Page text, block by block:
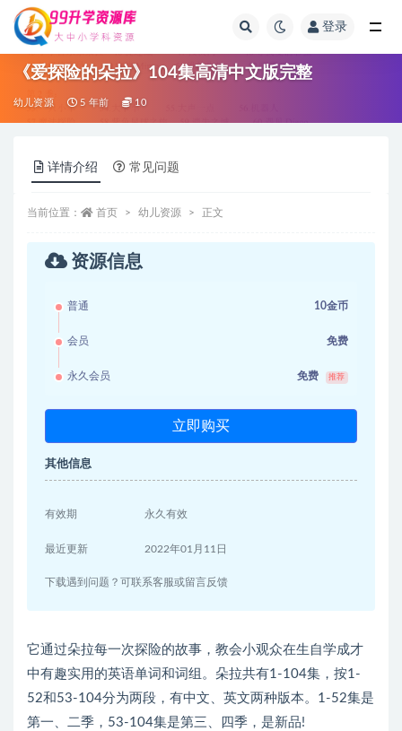
登录
《爱探险的朵拉》104集高清中文版完整
幼儿资源 5 年前 10
详情介绍 常见问题
当前位置： 首页 幼儿资源 正文
资源信息
普通 10金币
会员 免费
永久会员 免费 推荐
立即购买
其他信息
有效期 永久有效
最近更新 2022年01月11日
下载遇到问题？可联系客服或留言反馈
它通过朵拉每一次探险的故事，教会小观众在生自学成才
中有趣实用的英语单词和词组。朵拉共有1-104集，按1-
52和53-104分为两段，有中文、英文两种版本。1-52集是
第一、二季，53-104集是第三、四季，是新品!